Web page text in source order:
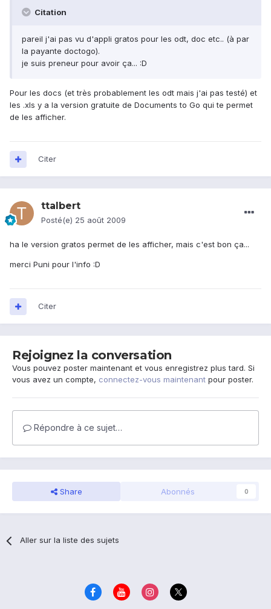
Citation
pareil j'ai pas vu d'appli gratos pour les odt, doc etc.. (à par
la payante doctogo).
je suis preneur pour avoir ça... :D
Pour les docs (et très probablement les odt mais j'ai pas testé) et
les .xls y a la version gratuite de Documents to Go qui te permet
de les afficher.
Citer
ttalbert
Posté(e) 25 août 2009
ha le version gratos permet de les afficher, mais c'est bon ça...
merci Puni pour l'info :D
Citer
Rejoignez la conversation
Vous pouvez poster maintenant et vous enregistrez plus tard. Si
vous avez un compte, connectez-vous maintenant pour poster.
Répondre à ce sujet…
Share Abonnés 0
Aller sur la liste des sujets